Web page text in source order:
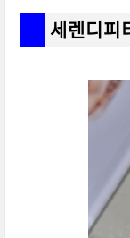
세렌디피